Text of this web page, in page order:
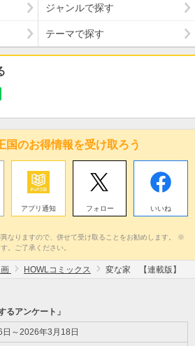
ジャンルで探す
テーマで探す
国のお得情報を受け取ろう
アプリ通知 フォロー いいね
なりますので、併せて受け取ることをお勧めします。 ※
。ご了承ください。
HOWLコミックス 変な家 【連載版】
るアンケート」
～2026年3月18日